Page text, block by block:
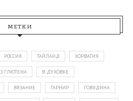
МЕТКИ
РОССИЯ ТАЙЛАНД ХОРВАТИЯ
ГЛЮТЕНА В ДУХОВКЕ
ВЯЗАНИЕ ГАРНИР ГОВЯДИНА